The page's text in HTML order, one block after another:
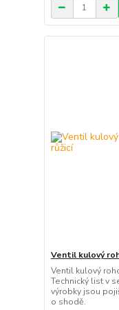
Ventil kulový
Ventil kulový
Technický list v
výrobky jsou
o shodě.